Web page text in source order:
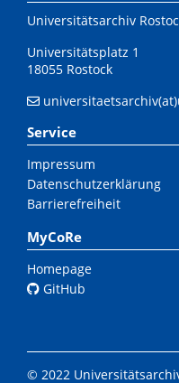
Universitätsarchiv
Universitätsplatz 1
18055 Rostock
Service
Impressum
Datenschutzerklärung
Barrierefreiheit
MyCoRe
Homepage
GitHub
© 2022